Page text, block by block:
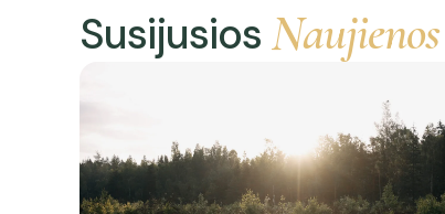
Susijusios Naujienos